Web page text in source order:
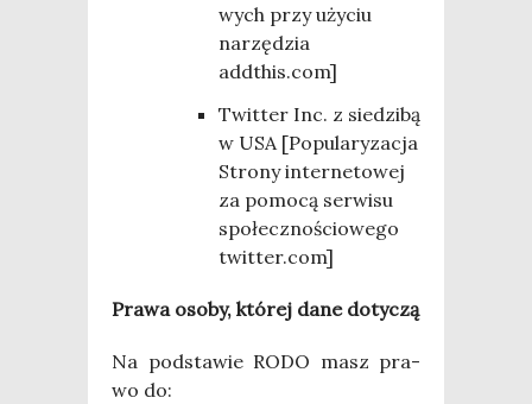
wych przy uży­ciu
narzę­dzia
addthis.com]
Twit­ter Inc. z sie­dzi­bą
w USA [Popu­la­ry­za­cja
Stro­ny inter­ne­to­wej
za pomo­cą ser­wi­su
spo­łecz­no­ścio­we­go
twitter.com]
Pra­wa oso­by, któ­rej dane dotyczą
Na pod­sta­wie RODO masz pra­
wo do: